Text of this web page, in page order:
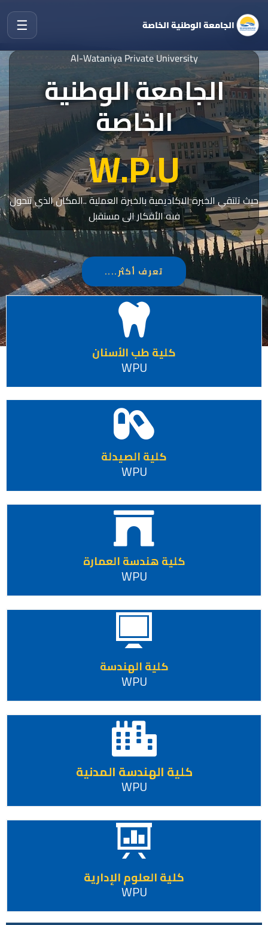
الجامعة الوطنية الخاصة ☰
Al-Wataniya Private University
الجامعة الوطنية
الخاصة
W.P.U
حيث تلتقي الخبرة الاكاديمية بالخبرة العملية ..المكان الذي تتحول
فيه الأفكار الى مستقبل
تعرف أكثر....
كلية طب الأسنان
WPU
كلية الصيدلة
WPU
كلية هندسة العمارة
WPU
كلية الهندسة
WPU
كلية الهندسة المدنية
WPU
كلية العلوم الإدارية
WPU